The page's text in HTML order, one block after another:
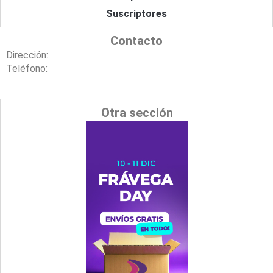
Suscriptores
Contacto
Dirección:
Teléfono:
Otra sección